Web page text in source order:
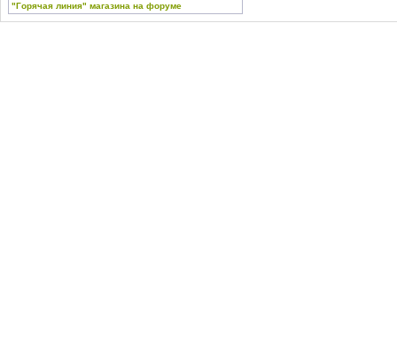
"Горячая линия" магазина на форуме